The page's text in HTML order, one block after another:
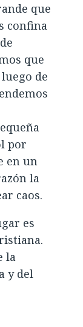
que
confina
que
de
por
en un
la
caos.
es
la
y del